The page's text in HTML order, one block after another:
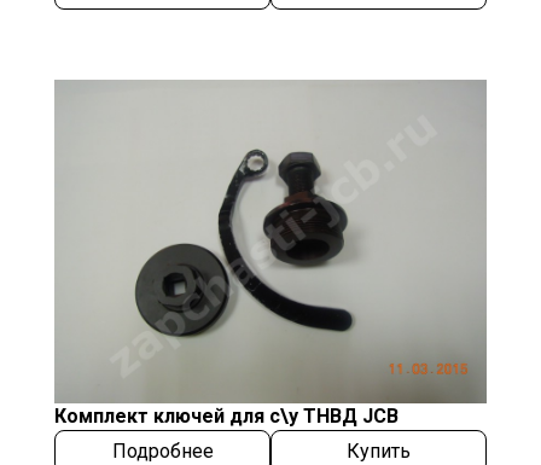
Комплект ключей для с\у ТНВД JCB
Подробнее
Купить